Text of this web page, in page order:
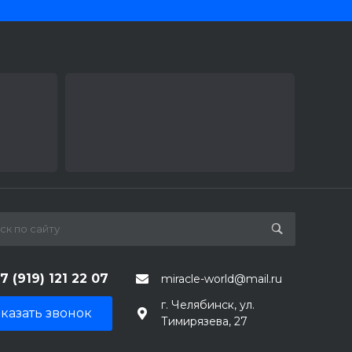
(919) 121 22 07 miracle-world@mail.ru
звонок
г. Челябинск, ул.
Тимирязева, 27